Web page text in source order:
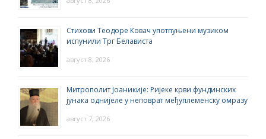
Стихови Теодоре Ковач употпуњени музиком
испунили Трг Белависта
август 8, 2026
Митрополит Јоаникије: Ријеке крви фундинских
јунака однијеле у неповрат међуплеменску омразу
август 7, 2026